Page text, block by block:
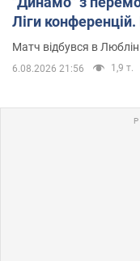
Ліги конференцій.
Матч відбувся в
6.08.2026 21:56 1,9 т.